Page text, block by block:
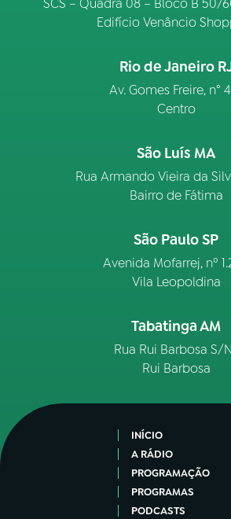
SCS – Quadra 08 – Bloco B 50/
Edifício Venâncio
Rio de Janeiro
Av. Gomes Freire, n°
Centro
São Luís MA
Rua Armando Vieira da
Bairro de Fátima
São Paulo SP
Avenida Mofarrej, nº
Vila Leopoldina
Tabatinga AM
Rua Rui Barbosa S/
Rui Barbosa
INÍCIO
A RÁDIO
PROGRAMAÇÃO
PROGRAMAS
PODCASTS